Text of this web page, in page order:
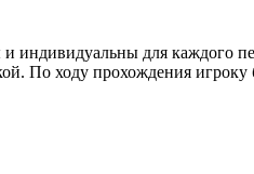
индивидуальны для каждого
По ходу прохождения игроку